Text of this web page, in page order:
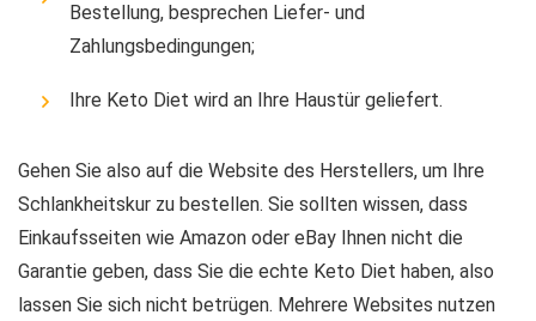
Bestellung, besprechen Liefer- und
Zahlungsbedingungen;
Ihre Keto Diet wird an Ihre Haustür geliefert.
Gehen Sie also auf die Website des Herstellers, um Ihre
Schlankheitskur zu bestellen. Sie sollten wissen, dass
Einkaufsseiten wie Amazon oder eBay Ihnen nicht die
Garantie geben, dass Sie die echte Keto Diet haben, also
lassen Sie sich nicht betrügen. Mehrere Websites nutzen